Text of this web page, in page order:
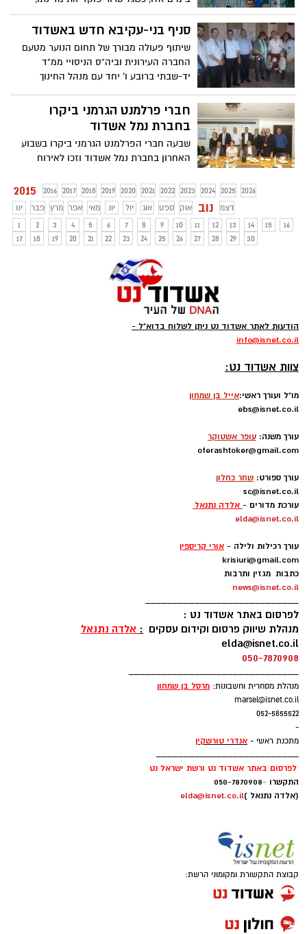
באשדוד מרימים את הכפפה ומאיישים
עמדות פזורות ברחבי העיר להגברת תחושת
הביטחון האישי של התושבים
סניף בני-עקיבא חדש באשדוד
שיתוף פעולה מבורך של תחום הנוער מטעם
החברה העירונית וביה"ס הניסויי ממ"ד
יד-שבתי ברובע ו' יחד עם מנהל החינוך
סניף בני-עקיבא מרובע ח' למבנה ראוי
ומסודר במתחם בי"ס יד-שבתי
חברי פרלמנט הגרמני ביקרו
בחברת נמל אשדוד
שבעה חברי הפרלמנט הגרמני ביקרו בשבוע
האחרון בחברת נמל אשדוד וזכו לאירוח
יצחק בלומנטל ולסיור בנמל
2015 2016 2017 2018 2019 2020 2021 2022 2023 2024 2025
2026
ינו
פבר מרץ אפר מאי יונ יול אוג ספט אוק נוב
דצמ
1
2 3 4 5 6 7 8 9 10 11 12 13 14 15
16
17
18 19 20 21 22 23 24 25 26 27 28 29 30
הודעות לאתר אשדוד נט ניתן לשלוח בדוא"ל -
info@isnet.co.il
צוות אשדוד נט:
מו"ל ועורך ראשי:אייל בן שמחון
ebs@isnet.co.il
עורך משנה: עופר אשטוקר
oferashtoker@gmail.com
עורך ספורט: שחר כחלון
sc@isnet.co.il
עורכת מדורים - אלדה נתנאל
elda@isnet.co.il
עורך רכילות ולילה - אורי קריספין
krisiuri@gmail.com
כתבות מגזין ותרבות
news@isnet.co.il
____________________________
לפרסום באתר אשדוד נט :
מנהלת שיווק פרסום וקידום עסקים : אלדה נתנאל
elda@isnet.co.il
050-7870908
_______________________________
מנהלת מסחרית וחשבונות: מרסל בן שמחון
marsel@isnet.co.il
052-5855522
-
מתכנת ראשי - אנדרי טורשקין
__________________________
לפרסום באתר אשדוד נט ורשת ישראל נט
התקשרו -
050-7870908
(אלדה נתנאל )elda@isnet.co.il
קבוצת התקשורת ומקומוני הרשת: